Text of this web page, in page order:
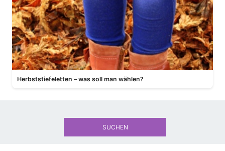
Herbststiefeletten – was soll man wählen?
SUCHEN